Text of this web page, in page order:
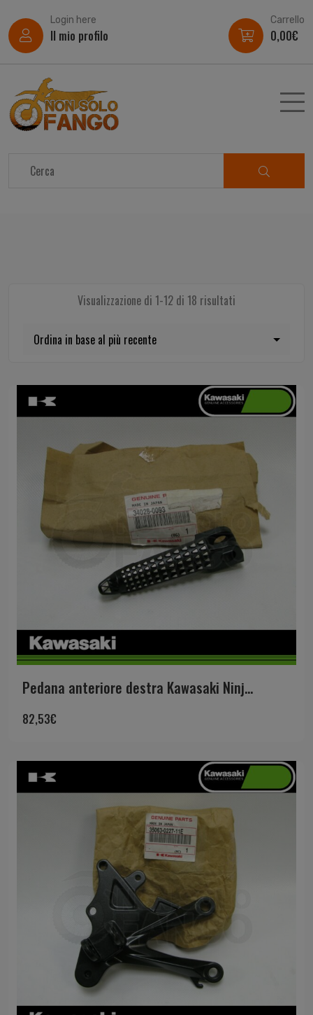
Login here
Il mio profilo
Carrello
0,00€
Visualizzazione di 1-12 di 18 risultati
Pedana anteriore destra Kawasaki Ninj...
82,53€